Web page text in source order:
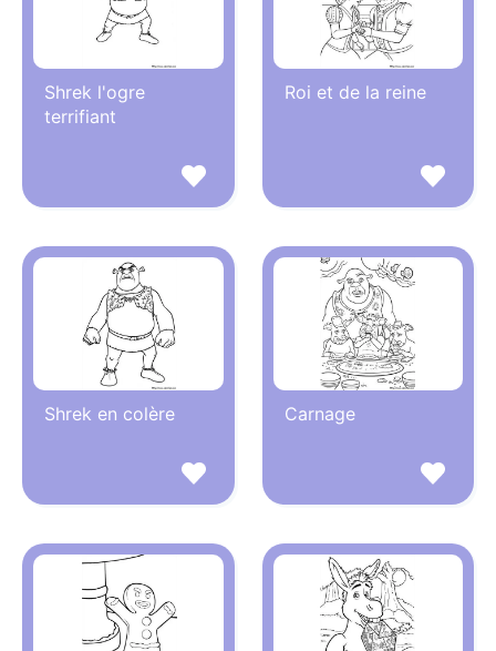
Shrek l'ogre
terrifiant
Roi et de la reine
Shrek en colère Carnage